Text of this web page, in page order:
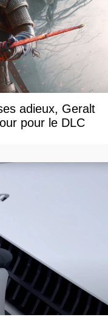
adieux, Geralt
pour le DLC